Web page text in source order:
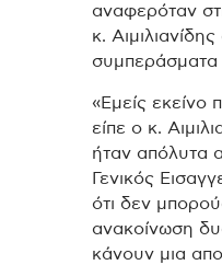
αναφερόταν
κ.
συμπεράσματα
«Εμείς εκείνο
είπε ο κ.
ήταν απόλυτα
Γενικός
ότι δεν
ανακοίνωση
κάνουν μια